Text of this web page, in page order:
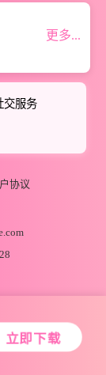
更多...
交服务
协议
立即下载